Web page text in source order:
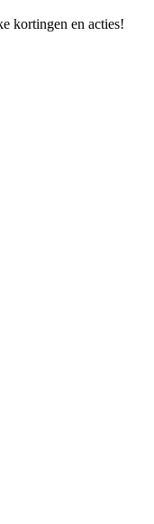
kortingen en acties!